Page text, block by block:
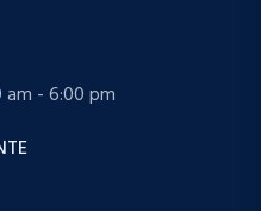
am - 6:00 pm